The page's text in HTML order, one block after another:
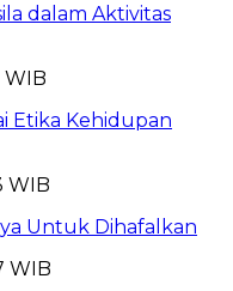
dalam Aktivitas
WIB
Etika Kehidupan
WIB
Untuk Dihafalkan
WIB